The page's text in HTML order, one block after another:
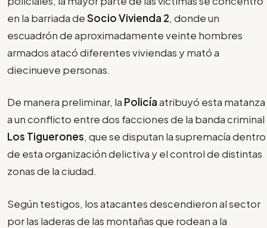
en la barriada deSocio Vivienda 2, donde un
escuadrón de aproximadamente veinte hombres
armados atacó diferentes viviendas y mató a
diecinueve personas.
De manera preliminar, la Policíaatribuyó esta matanza
a un conflicto entre dos facciones de la banda criminal
Los Tiguerones, que se disputan la supremacía dentro
de esta organización delictiva y el control de distintas
zonas de la ciudad.
Según testigos, los atacantes descendieron al sector
por las laderas de las montañas que rodean a la